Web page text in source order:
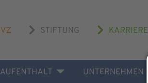
STIFTUNG KARRIERE
UNTERNEHMEN